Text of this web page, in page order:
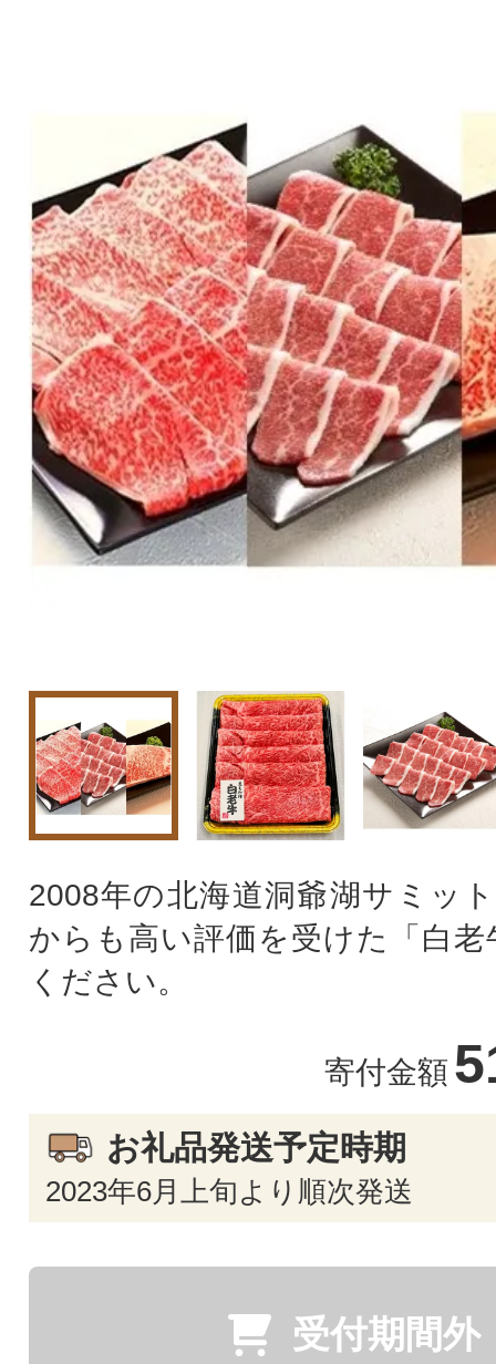
2008年の北海道洞爺湖サミッ
からも高い評価を受けた「白老
ください。
寄付金額
お礼品発送予定時期
2023年6月上旬より順次発送
受付期間外